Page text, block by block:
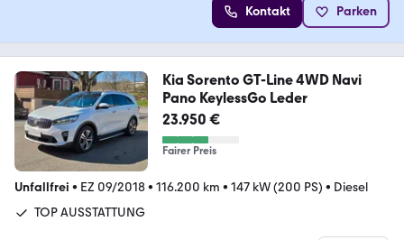
Kontakt Parken
Kia Sorento GT-Line 4WD Navi
Pano KeylessGo Leder
23.950 €
Fairer Preis
Unfallfrei • EZ 09/2018• 116.200 km • 147 kW (200 PS) • Diesel
TOP AUSSTATTUNG